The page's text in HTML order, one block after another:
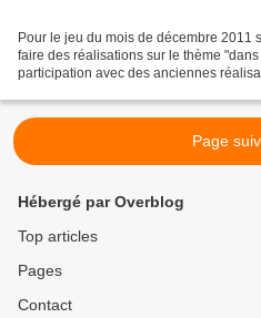
Pour le jeu du mois de décembre 2011
faire des réalisations sur le thème
participation avec des anciennes
Page
Hébergé par Overblog
Top articles
Pages
Contact